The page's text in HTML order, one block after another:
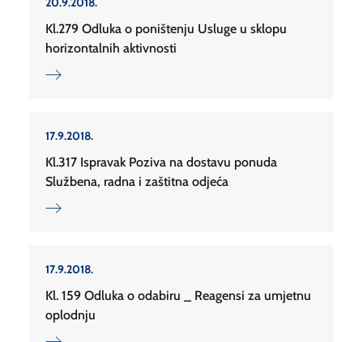
Kl.279 Odluka o poništenju Usluge u sklopu
horizontalnih aktivnosti
17.9.2018.
Kl.317 Ispravak Poziva na dostavu ponuda
Službena, radna i zaštitna odjeća
17.9.2018.
Kl. 159 Odluka o odabiru _ Reagensi za umjetnu
oplodnju